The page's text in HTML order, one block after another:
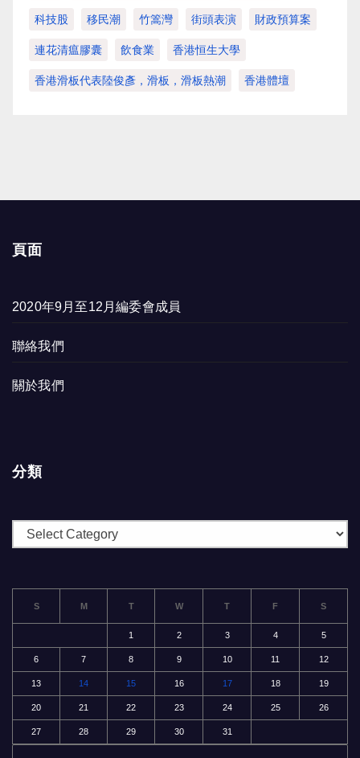
科技股 移民潮 竹篙灣 街頭表演 財政預算案
連花清瘟膠囊 飲食業 香港恒生大學
香港滑板代表陸俊彥，滑板，滑板熱潮 香港體壇
頁面
2020年9月至12月編委會成員
聯絡我們
關於我們
分類
S M T W T F S
1 2 3 4 5
6 7 8 9 10 11 12
13 14 15 16 17 18 19
20 21 22 23 24 25 26
27 28 29 30 31